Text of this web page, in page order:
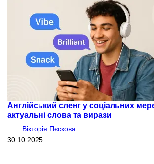
Англійський сленг у соціальних
актуальні слова та вирази
Вікторія Пєскова
30.10.2025